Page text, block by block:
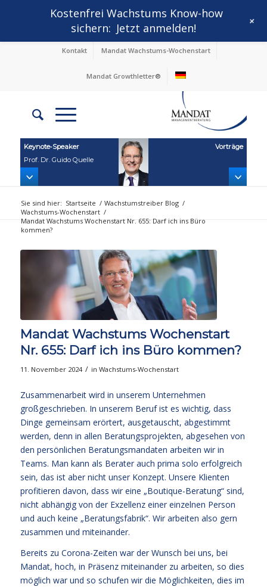
Kontakt Mandat Wachstums-Wochenstart
Mandat Growthletter®
Keynote‑Speaker
Prof. Dr. Guido Quelle
Vorträge
Sie sind hier: Startseite / Wachstumstreiber Blog /
Wachstums-Wochenstart /
Mandat Wachstums Wochenstart Nr. 655: Darf ich ins Büro
kommen?
Mandat Wachstums Wochenstart
Nr. 655: Darf ich ins Büro kommen?
11. November 2024 / in Wachstums-Wochenstart
Zusammenarbeit wird in unserem Unternehmen
großgeschrieben. In unserem Beruf ist es wichtig, dass
Dinge gemeinsam erörtert, ausgetauscht, abgestimmt
werden, denn in allen Beratungsprojekten, abgesehen von
den persönlichen Beratungsmandaten arbeiten wir in
Teams. Man kann als Berater auch prima solo erfolgreich
sein, das ist aber nicht unser Konzept. Unsere Klienten
profitieren davon, dass wir eine „Boutique-Beratung“ sind,
nicht abhängig von der Exzellenz einer einzelnen Person
und auch keine „Beratungsfabrik“. Wir arbeiten also gern
zusammen und miteinander.
Bereits zu Corona-Zeiten war der Wunsch bei uns, bei
Mandat, hoch, in Präsenz miteinander zu arbeiten, so dies
möglich war und so schufen wir die Möglichkeiten, dies im
Kostenfrei Wachstums Know-how
sichern: Jetzt anmelden! +